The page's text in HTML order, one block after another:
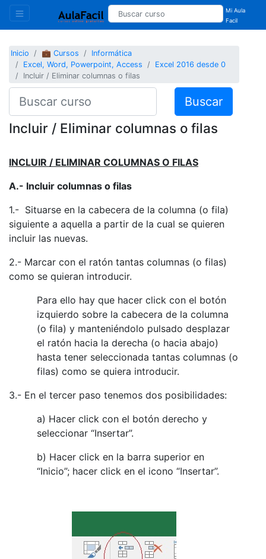
Mi Aula
Facil
Inicio 💼 Cursos
Informática
Excel, Word, Powerpoint, Access
Excel 2016 desde 0
Incluir / Eliminar columnas o filas
Buscar
Incluir / Eliminar columnas o filas
INCLUIR / ELIMINAR COLUMNAS O FILAS
A.- Incluir columnas o filas
1.- Situarse en la cabecera de la columna (o fila)
siguiente a aquella a partir de la cual se quieren
incluir las nuevas.
2.- Marcar con el ratón tantas columnas (o filas)
como se quieran introducir.
Para ello hay que hacer click con el botón
izquierdo sobre la cabecera de la columna
(o fila) y manteniéndolo pulsado desplazar
el ratón hacia la derecha (o hacia abajo)
hasta tener seleccionada tantas columnas (o
filas) como se quiera introducir.
3.- En el tercer paso tenemos dos posibilidades:
a) Hacer click con el botón derecho y
seleccionar “Insertar”.
b) Hacer click en la barra superior en
“Inicio”; hacer click en el icono “Insertar”.